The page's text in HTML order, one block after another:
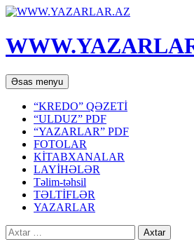
Axtar
Əsas menyu Mühtəviyyata
keç
“KREDO” QƏZETİ
“ULDUZ” PDF
“YAZARLAR” PDF
FOTOLAR
KİTABXANALAR
LAYİHƏLƏR
Təlim-təhsil
TƏLTİFLƏR
YAZARLAR
Axtarış: